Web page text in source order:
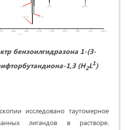
бензоилгидразона 1-(3-
1,3 (H2L1)
исследовано таутомерное
лигандов в растворе.